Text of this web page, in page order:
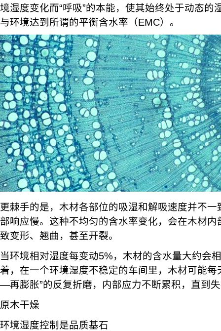
境湿度变化而“呼吸”的本能，使其始终处于动态的
与环境达到所谓的平衡含水率（EMC）。
更棘手的是，木材各部位的吸湿和解吸速度并不
部响应慢。这种不均匀的含水率变化，会在木材
致变形、翘曲，甚至开裂。
当环境相对湿度每变动5%，木材的含水量大约会
着，在一个环境湿度不稳定的车间里，木材可能
—再膨胀”的反复折磨，内部应力不断累积，直到
原木干燥
环境湿度控制是品质基石